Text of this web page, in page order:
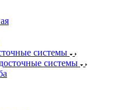
системы
системы